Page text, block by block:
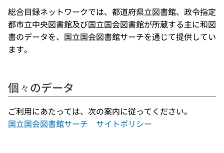
総合目録ネットワークでは、都道府県立図書館、政令指定
都市立中央図書館及び国立国会図書館が所蔵する主に和図
書のデータを、国立国会図書館サーチを通じて提供してい
ます。
個々のデータ
ご利用にあたっては、次の案内に従ってください。
国立国会図書館サーチ サイトポリシー